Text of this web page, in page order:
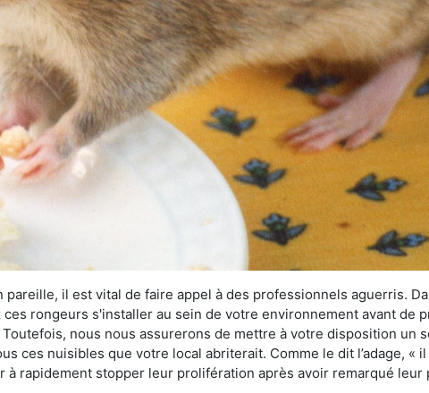
il est vital de faire appel à des professionnels aguerris.
rongeurs s'installer au sein de votre environnement avant de
nous nous assurerons de mettre à votre disposition un
ces nuisibles que votre local abriterait. Comme le dit l’adage, «
rapidement stopper leur prolifération après avoir remarqué leur